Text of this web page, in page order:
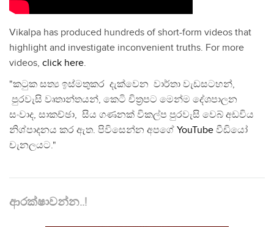
Vikalpa has produced hundreds of short-form videos that
highlight and investigate inconvenient truths. For more
videos, click here.
"කටුක සත්‍ය ඉස්මතුකර දැක්වෙන වාර්තා වැඩසටහන්,
පුරවැසි වෘතාන්තයන්, කෙටි චිත්‍රපට මෙන්ම දේශපාලන
සංවාද, සාකච්ඡා, සිය ගණනක් විකල්ප පුරවැසි වෙබ් අඩවිය
නිශ්පාදනය කර ඇත. පිවිසෙන්න අපගේ YouTube වීඩියෝ
චැනලයට."
ආරක්ෂාවන්න..!